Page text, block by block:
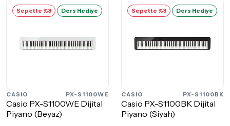
Sepette %3 Ders Hediye
CASIO PX-S1100WE
Casio PX-S1100WE Dijital
Piyano (Beyaz)
Sepette %3 Ders Hediye
CASIO PX-S1100BK
Casio PX-S1100BK Dijital
Piyano (Siyah)